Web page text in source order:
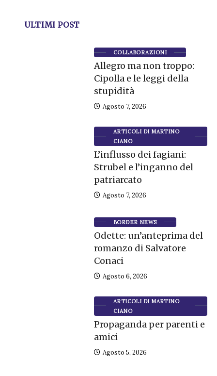
ULTIMI POST
COLLABORAZIONI
Allegro ma non troppo:
Cipolla e le leggi della
stupidità
Agosto 7, 2026
ARTICOLI DI MARTINO
CIANO
L’influsso dei fagiani:
Strubel e l’inganno del
patriarcato
Agosto 7, 2026
BORDER NEWS
Odette: un’anteprima del
romanzo di Salvatore
Conaci
Agosto 6, 2026
ARTICOLI DI MARTINO
CIANO
Propaganda per parenti e
amici
Agosto 5, 2026